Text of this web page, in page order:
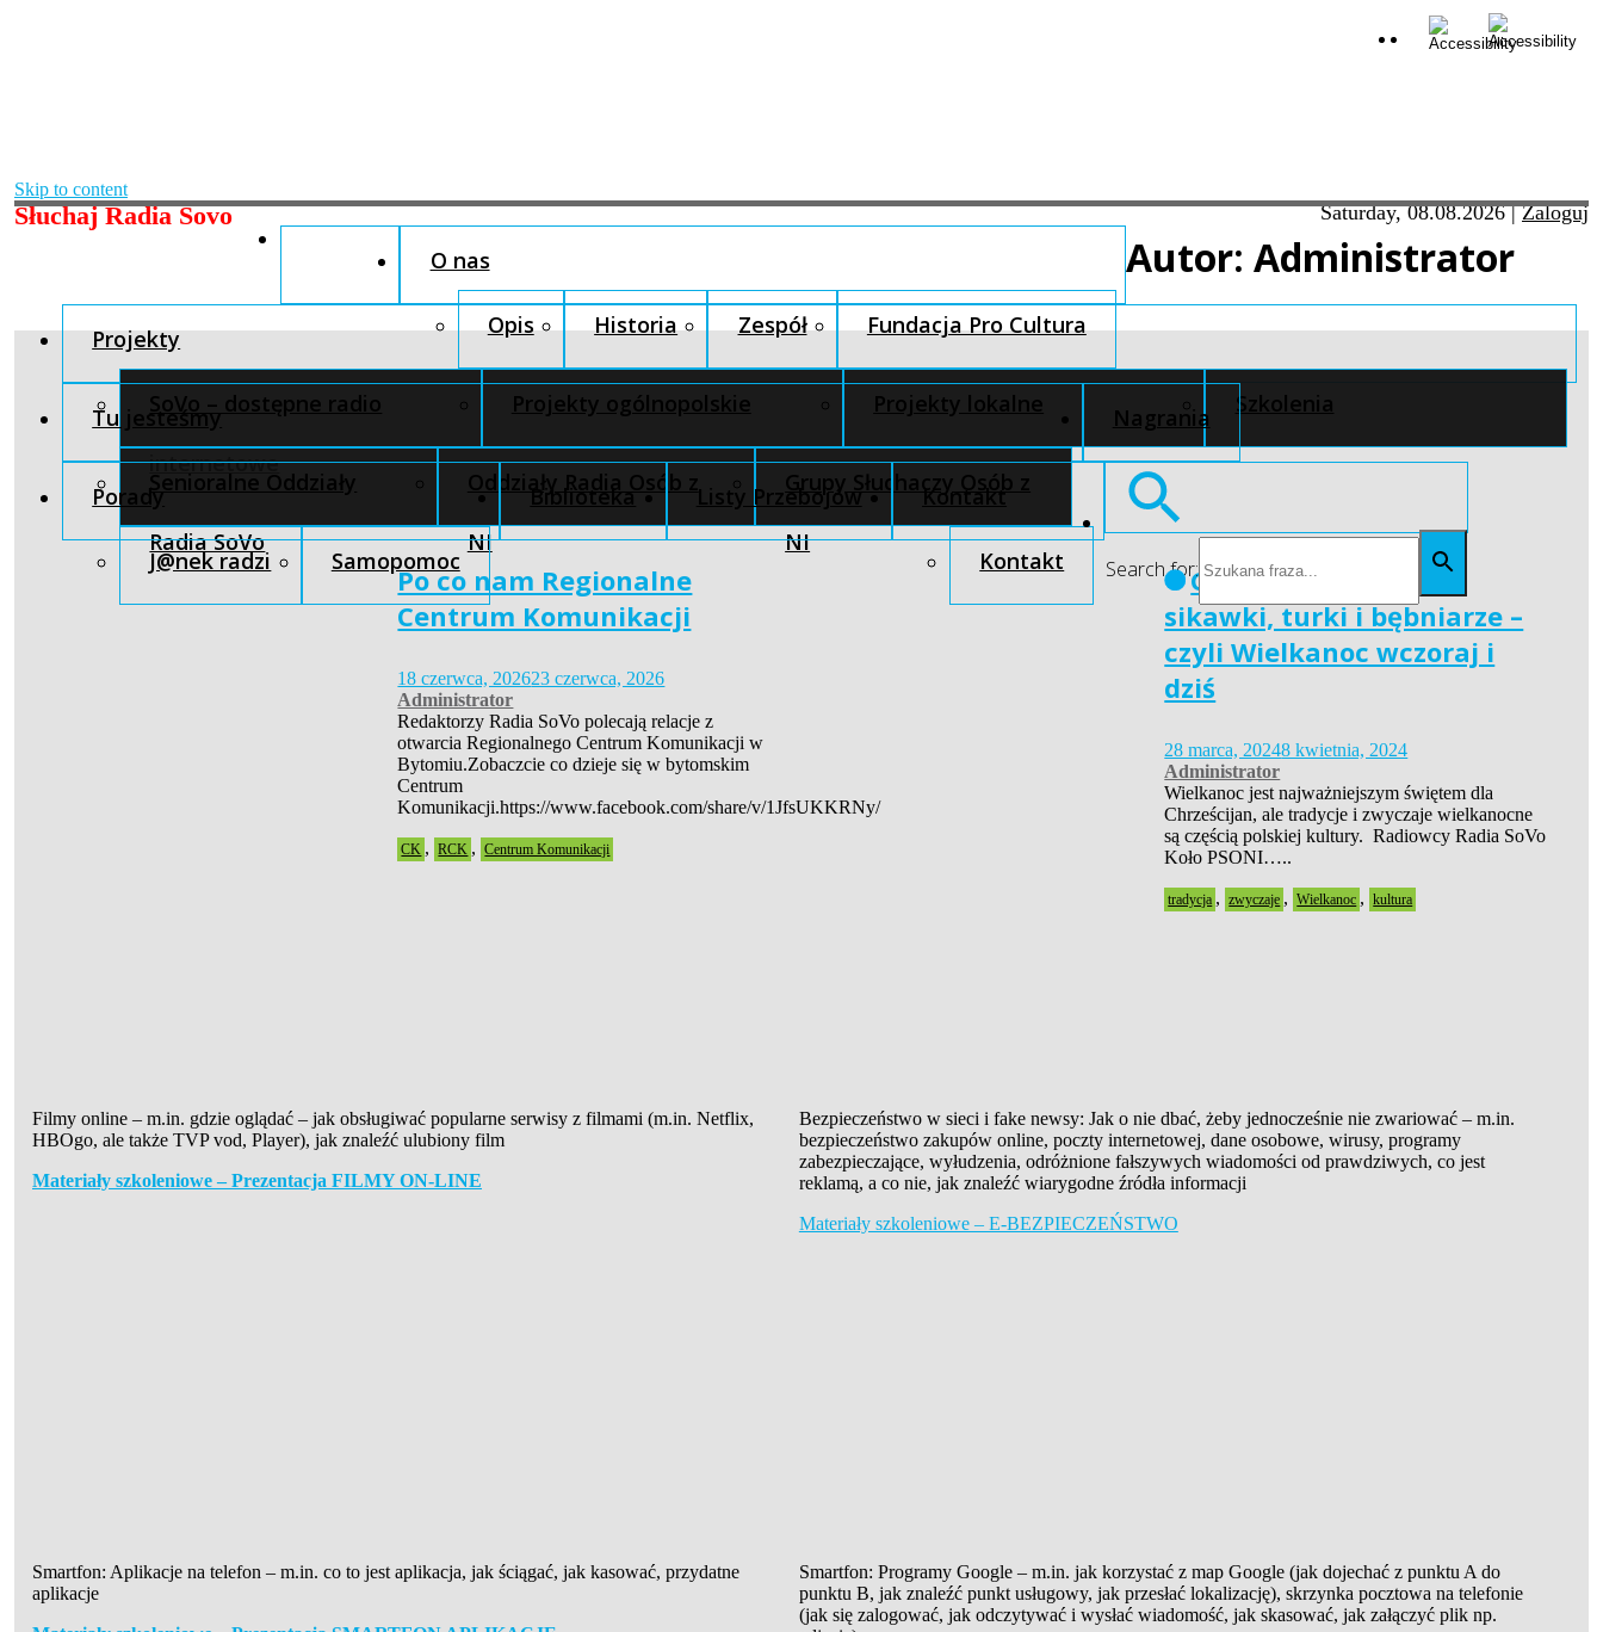
Skip to content
Słuchaj Radia Sovo Saturday, 08.08.2026|Zaloguj
O nas
Opis Historia Zespół Fundacja Pro Cultura
Projekty
SoVo – dostępne radio
internetowe
Projekty ogólnopolskie Projekty lokalne Szkolenia
Tu jesteśmy
Senioralne Oddziały
Radia SoVo
Oddziały Radia Osób z
NI
Grupy Słuchaczy Osób z
NI
Nagrania
Porady
J@nek radzi Samopomoc
Biblioteka Listy Przebojów Kontakt
Kontakt Search for:
Autor:Administrator
Po co nam Regionalne
Centrum Komunikacji
18 czerwca, 202623 czerwca, 2026
Administrator
Redaktorzy Radia SoVo polecają relacje z
otwarcia Regionalnego Centrum Komunikacji w
Bytomiu.Zobaczcie co dzieje się w bytomskim
Centrum
Komunikacji.https://www.facebook.com/share/v/1JfsUKKRNy/
CK , RCK , Centrum Komunikacji
Gomułki, terkotki,
sikawki, turki i bębniarze –
czyli Wielkanoc wczoraj i
dziś
28 marca, 20248 kwietnia, 2024
Administrator
Wielkanoc jest najważniejszym świętem dla
Chrześcijan, ale tradycje i zwyczaje wielkanocne
są częścią polskiej kultury. Radiowcy Radia SoVo
Koło PSONI…..
tradycja , zwyczaje , Wielkanoc , kultura
Filmy online – m.in. gdzie oglądać – jak obsługiwać popularne serwisy z filmami (m.in. Netflix,
HBOgo, ale także TVP vod, Player), jak znaleźć ulubiony film
Materiały szkoleniowe – Prezentacja FILMY ON-LINE
Bezpieczeństwo w sieci i fake newsy: Jak o nie dbać, żeby jednocześnie nie zwariować – m.in.
bezpieczeństwo zakupów online, poczty internetowej, dane osobowe, wirusy, programy
zabezpieczające, wyłudzenia, odróżnione fałszywych wiadomości od prawdziwych, co jest
reklamą, a co nie, jak znaleźć wiarygodne źródła informacji
Materiały szkoleniowe – E-BEZPIECZEŃSTWO
Smartfon: Aplikacje na telefon – m.in. co to jest aplikacja, jak ściągać, jak kasować, przydatne
aplikacje
Smartfon: Programy Google – m.in. jak korzystać z map Google (jak dojechać z punktu A do
punktu B, jak znaleźć punkt usługowy, jak przesłać lokalizację), skrzynka pocztowa na telefonie
(jak się zalogować, jak odczytywać i wysłać wiadomość, jak skasować, jak załączyć plik np.